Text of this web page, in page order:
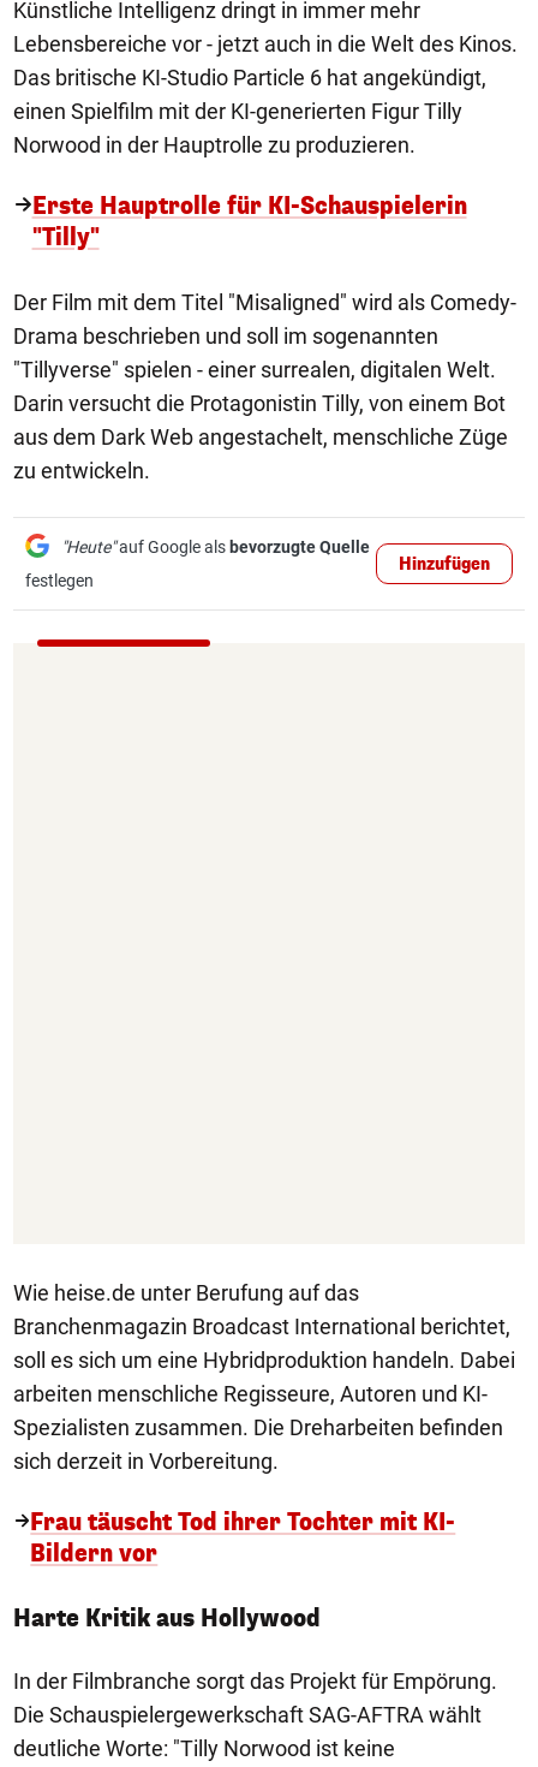
Künstliche Intelligenz dringt in immer mehr
Lebensbereiche vor - jetzt auch in die Welt des Kinos.
Das britische KI-Studio Particle 6 hat angekündigt,
einen Spielfilm mit der KI-generierten Figur Tilly
Norwood in der Hauptrolle zu produzieren.
Erste Hauptrolle für KI-Schauspielerin
"Tilly"
Der Film mit dem Titel "Misaligned" wird als Comedy-
Drama beschrieben und soll im sogenannten
"Tillyverse" spielen - einer surrealen, digitalen Welt.
Darin versucht die Protagonistin Tilly, von einem Bot
aus dem Dark Web angestachelt, menschliche Züge
zu entwickeln.
"Heute"auf Google als bevorzugte Quelle
festlegen
Hinzufügen
Wie heise.de unter Berufung auf das
Branchenmagazin Broadcast International berichtet,
soll es sich um eine Hybridproduktion handeln. Dabei
arbeiten menschliche Regisseure, Autoren und KI-
Spezialisten zusammen. Die Dreharbeiten befinden
sich derzeit in Vorbereitung.
Frau täuscht Tod ihrer Tochter mit KI-
Bildern vor
Harte Kritik aus Hollywood
In der Filmbranche sorgt das Projekt für Empörung.
Die Schauspielergewerkschaft SAG-AFTRA wählt
deutliche Worte: "Tilly Norwood ist keine